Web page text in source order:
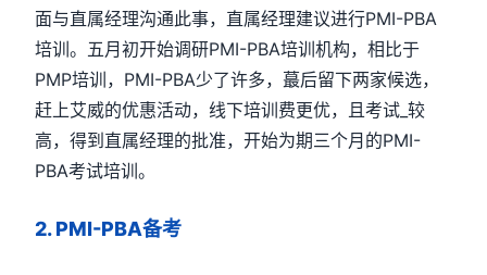
面与直属经理沟通此事，直属经理建议进行PMI-PBA
培训。五月初开始调研PMI-PBA培训机构，相比于
PMP培训， PMI-PBA少了许多，蕞后留下两家候选，
赶上艾威的优惠活动，线下培训费更优，且考试_较
高，得到直属经理的批准，开始为期三个月的PMI-
PBA考试培训。
2. PMI-PBA备考